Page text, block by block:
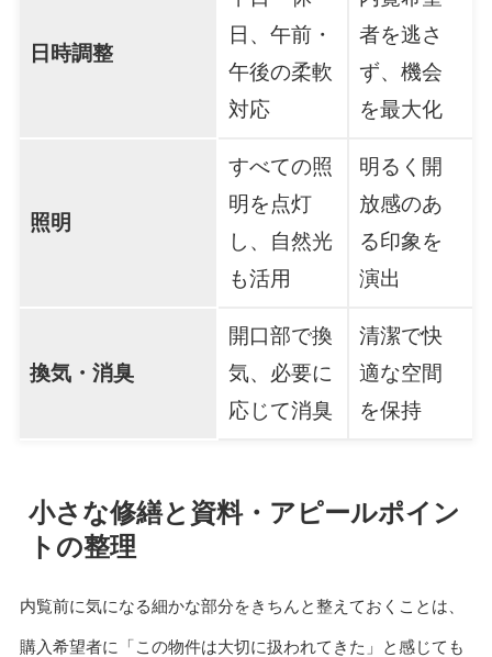
日時調整
日、午前・
午後の柔軟
対応
者を逃さ
ず、機会
を最大化
照明
すべての照
明を点灯
し、自然光
も活用
明るく開
放感のあ
る印象を
演出
換気・消臭
開口部で換
気、必要に
応じて消臭
清潔で快
適な空間
を保持
小さな修繕と資料・アピールポイン
トの整理
内覧前に気になる細かな部分をきちんと整えておくことは、
購入希望者に「この物件は大切に扱われてきた」と感じても